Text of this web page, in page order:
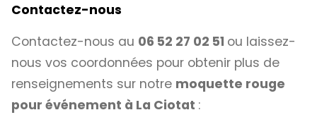
Contactez-nous
Contactez-nous au 06 52 27 02 51 ou laissez-
nous vos coordonnées pour obtenir plus de
renseignements sur notre moquette rouge
pour événement à La Ciotat :